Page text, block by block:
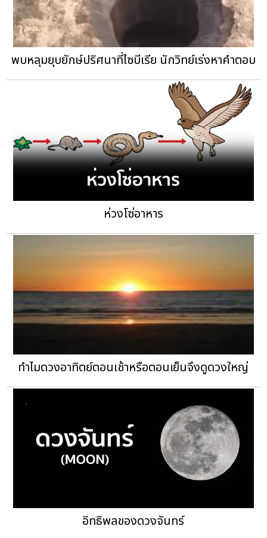
พบหลุมยุบยักษ์ปริศนาที่ไซบีเรีย นักวิทย์เร่งหาคำตอบ
ห่วงโซ่อาหาร
ทำไมดวงอาทิตย์ตอนเช้าหรือตอนเย็นจึงดูดวงใหญ่
อิทธิพลของดวงจันทร์